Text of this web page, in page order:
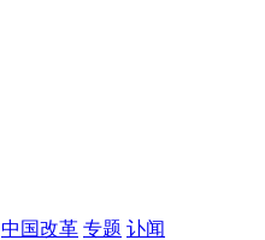
中国改革 专题 讣闻